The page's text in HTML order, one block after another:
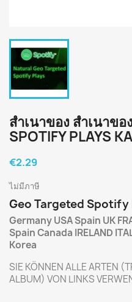
สำเนาของ สำเนาขอ
SPOTIFY PLAYS
€2.29
ไม่มีภาษี
Geo Targeted Spotify
Germany USA Spain UK
Spain Canada IRELAND
Korea
SIE KÖNNEN ALLE ARTEN
ALBUM) VON LINKS